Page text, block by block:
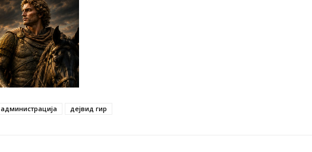
администрација дејвид гир